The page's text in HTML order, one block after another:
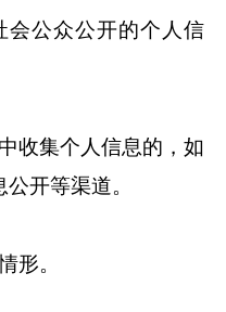
会公众公开的个人信
收集个人信息的，如
开等渠道。
形。